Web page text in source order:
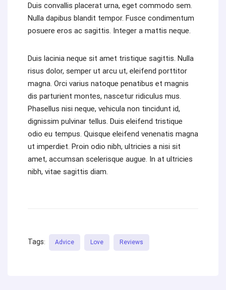
Duis convallis placerat urna, eget commodo sem.
Nulla dapibus blandit tempor. Fusce condimentum
posuere eros ac sagittis. Integer a mattis neque.
Duis lacinia neque sit amet tristique sagittis. Nulla
risus dolor, semper ut arcu ut, eleifend porttitor
magna. Orci varius natoque penatibus et magnis
dis parturient montes, nascetur ridiculus mus.
Phasellus nisi neque, vehicula non tincidunt id,
dignissim pulvinar tellus. Duis eleifend tristique
odio eu tempus. Quisque eleifend venenatis magna
ut imperdiet. Proin odio nibh, ultricies a nisi sit
amet, accumsan scelerisque augue. In at ultricies
nibh, vitae sagittis diam.
Tags: Advice Love Reviews